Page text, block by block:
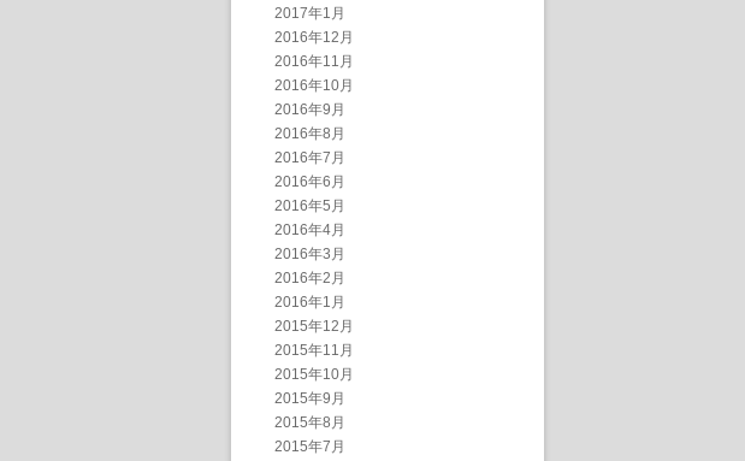
2017年1月
2016年12月
2016年11月
2016年10月
2016年9月
2016年8月
2016年7月
2016年6月
2016年5月
2016年4月
2016年3月
2016年2月
2016年1月
2015年12月
2015年11月
2015年10月
2015年9月
2015年8月
2015年7月